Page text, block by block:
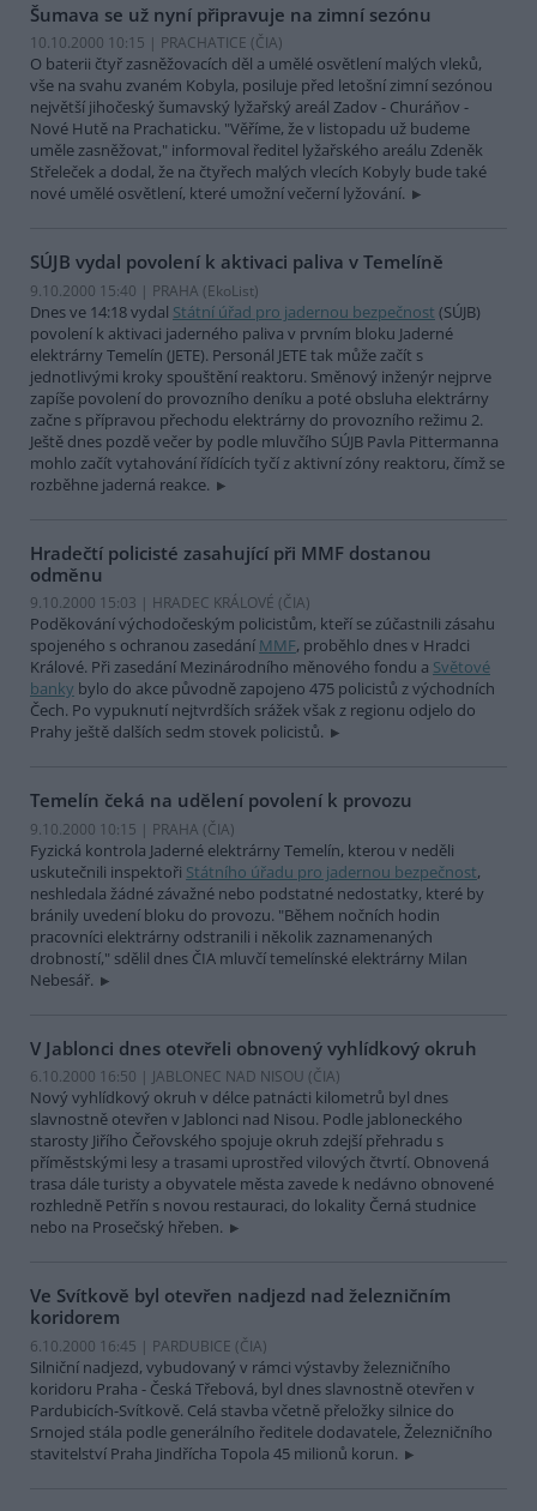
Šumava se už nyní připravuje na zimní sezónu
10.10.2000 10:15 | PRACHATICE (ČIA)
O baterii čtyř zasněžovacích děl a umělé osvětlení malých vleků,
vše na svahu zvaném Kobyla, posiluje před letošní zimní sezónou
největší jihočeský šumavský lyžařský areál Zadov - Churáňov -
Nové Hutě na Prachaticku. "Věříme, že v listopadu už budeme
uměle zasněžovat," informoval ředitel lyžařského areálu Zdeněk
Střeleček a dodal, že na čtyřech malých vlecích Kobyly bude také
nové umělé osvětlení, které umožní večerní lyžování.
SÚJB vydal povolení k aktivaci paliva v Temelíně
9.10.2000 15:40 | PRAHA (EkoList)
Dnes ve 14:18 vydal Státní úřad pro jadernou bezpečnost (SÚJB)
povolení k aktivaci jaderného paliva v prvním bloku Jaderné
elektrárny Temelín (JETE). Personál JETE tak může začít s
jednotlivými kroky spouštění reaktoru. Směnový inženýr nejprve
zapíše povolení do provozního deníku a poté obsluha elektrárny
začne s přípravou přechodu elektrárny do provozního režimu 2.
Ještě dnes pozdě večer by podle mluvčího SÚJB Pavla Pittermanna
mohlo začít vytahování řídících tyčí z aktivní zóny reaktoru, čímž se
rozběhne jaderná reakce.
Hradečtí policisté zasahující při MMF dostanou
odměnu
9.10.2000 15:03 | HRADEC KRÁLOVÉ (ČIA)
Poděkování východočeským policistům, kteří se zúčastnili zásahu
spojeného s ochranou zasedání MMF, proběhlo dnes v Hradci
Králové. Při zasedání Mezinárodního měnového fondu a Světové
banky bylo do akce původně zapojeno 475 policistů z východních
Čech. Po vypuknutí nejtvrdších srážek však z regionu odjelo do
Prahy ještě dalších sedm stovek policistů.
Temelín čeká na udělení povolení k provozu
9.10.2000 10:15 | PRAHA (ČIA)
Fyzická kontrola Jaderné elektrárny Temelín, kterou v neděli
uskutečnili inspektoři Státního úřadu pro jadernou bezpečnost,
neshledala žádné závažné nebo podstatné nedostatky, které by
bránily uvedení bloku do provozu. "Během nočních hodin
pracovníci elektrárny odstranili i několik zaznamenaných
drobností," sdělil dnes ČIA mluvčí temelínské elektrárny Milan
Nebesář.
V Jablonci dnes otevřeli obnovený vyhlídkový okruh
6.10.2000 16:50 | JABLONEC NAD NISOU (ČIA)
Nový vyhlídkový okruh v délce patnácti kilometrů byl dnes
slavnostně otevřen v Jablonci nad Nisou. Podle jabloneckého
starosty Jiřího Čeřovského spojuje okruh zdejší přehradu s
příměstskými lesy a trasami uprostřed vilových čtvrtí. Obnovená
trasa dále turisty a obyvatele města zavede k nedávno obnovené
rozhledně Petřín s novou restauraci, do lokality Černá studnice
nebo na Prosečský hřeben.
Ve Svítkově byl otevřen nadjezd nad železničním
koridorem
6.10.2000 16:45 | PARDUBICE (ČIA)
Silniční nadjezd, vybudovaný v rámci výstavby železničního
koridoru Praha - Česká Třebová, byl dnes slavnostně otevřen v
Pardubicích-Svítkově. Celá stavba včetně přeložky silnice do
Srnojed stála podle generálního ředitele dodavatele, Železničního
stavitelství Praha Jindřícha Topola 45 milionů korun.